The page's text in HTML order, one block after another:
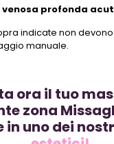
profonda
indicate non
manuale.
ora il tuo
zona
in uno dei